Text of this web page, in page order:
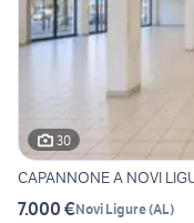
30
CAPANNONE A NOVI
7.000 €Novi Ligure(AL)